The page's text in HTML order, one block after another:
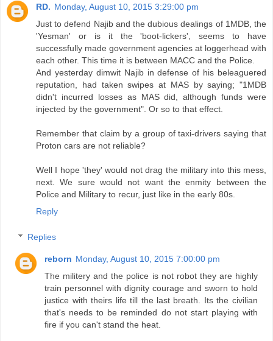
RD. Monday, August 10, 2015 3:29:00 pm
Just to defend Najib and the dubious dealings of 1MDB, the
'Yesman' or is it the 'boot-lickers', seems to have
successfully made government agencies at loggerhead with
each other. This time it is between MACC and the Police.
And yesterday dimwit Najib in defense of his beleaguered
reputation, had taken swipes at MAS by saying; "1MDB
didn't incurred losses as MAS did, although funds were
injected by the government". Or so to that effect.
Remember that claim by a group of taxi-drivers saying that
Proton cars are not reliable?
Well I hope 'they' would not drag the military into this mess,
next. We sure would not want the enmity between the
Police and Military to recur, just like in the early 80s.
Reply
Replies
reborn Monday, August 10, 2015 7:00:00 pm
The militery and the police is not robot they are highly
train personnel with dignity courage and sworn to hold
justice with theirs life till the last breath. Its the civilian
that's needs to be reminded do not start playing with
fire if you can't stand the heat.